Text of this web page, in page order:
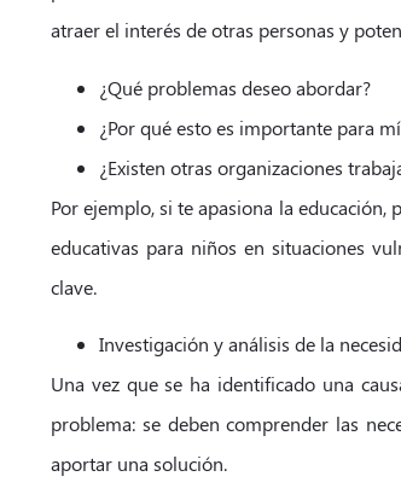
atraer el interés de otras personas y
¿Qué problemas deseo abordar?
¿Por qué esto es importante para
¿Existen otras organizaciones
Por ejemplo, si te apasiona la
educativas para niños en situaciones
clave.
Investigación y análisis de la
Una vez que se ha identificado una
problema: se deben comprender las
aportar una solución.